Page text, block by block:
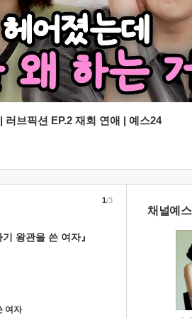
브픽션 EP.2 재회 연애 | 예스24
왕관을 쓴 여자』
여자
1/3
채널예스